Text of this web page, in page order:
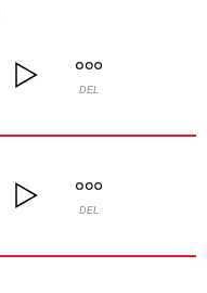
DEL
DEL